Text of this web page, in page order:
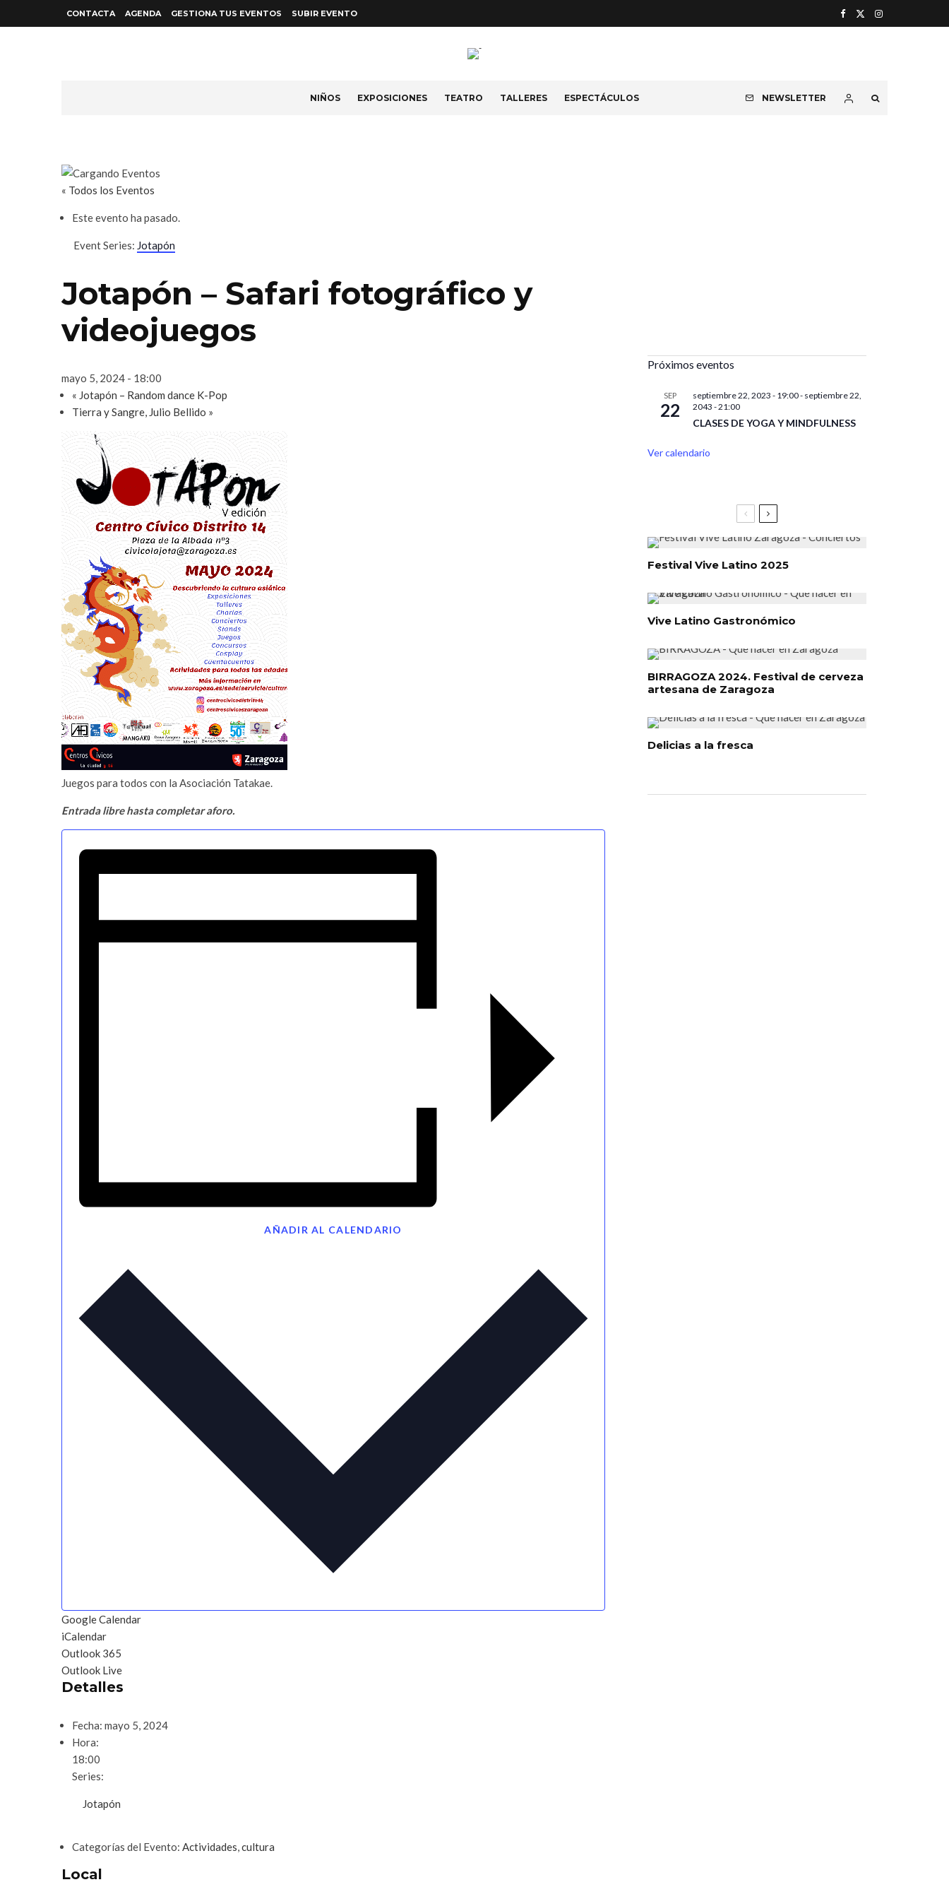
CONTACTA AGENDA GESTIONA TUS EVENTOS SUBIR EVENTO
NIÑOS EXPOSICIONES TEATRO TALLERES ESPECTÁCULOS NEWSLETTER
« Todos los Eventos
Este evento ha pasado.
Event Series: Jotapón
Jotapón – Safari fotográfico y
videojuegos
mayo 5, 2024 - 18:00
« Jotapón – Random dance K-Pop
Tierra y Sangre, Julio Bellido »
Juegos para todos con la Asociación Tatakae.
Entrada libre hasta completar aforo.
AÑADIR AL CALENDARIO
Google Calendar
iCalendar
Outlook 365
Outlook Live
Detalles
Fecha: mayo 5, 2024
Hora:
18:00
Series:
Jotapón
Categorías del Evento: Actividades,cultura
Local
Próximos eventos
SEP
22
septiembre 22, 2023 - 19:00- septiembre 22,
2043 - 21:00
CLASES DE YOGA Y MINDFULNESS
Ver calendario
Festival Vive Latino 2025
Vive Latino Gastronómico
BIRRAGOZA 2024. Festival de cerveza
artesana de Zaragoza
Delicias a la fresca